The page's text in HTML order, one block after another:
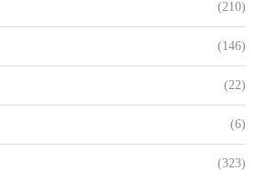
(210)
(146)
(22)
(6)
(323)